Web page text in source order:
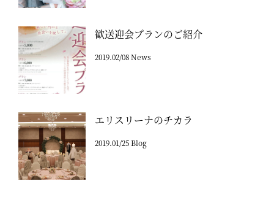
歓送迎会プランのご紹介
2019.02/08 News
エリスリーナのチカラ
2019.01/25 Blog